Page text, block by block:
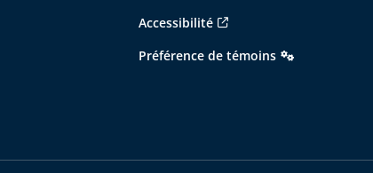
Accessibilité
Préférence de témoins